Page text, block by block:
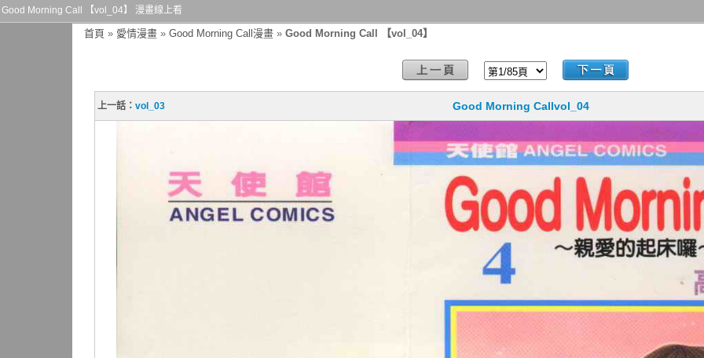
Good Morning Call 【vol_04】 漫畫線上看
首頁 » 愛情漫畫 » Good Morning Call漫畫 » Good Morning Call 【vol_04】
上一話： vol_03 Good Morning Callvol_04